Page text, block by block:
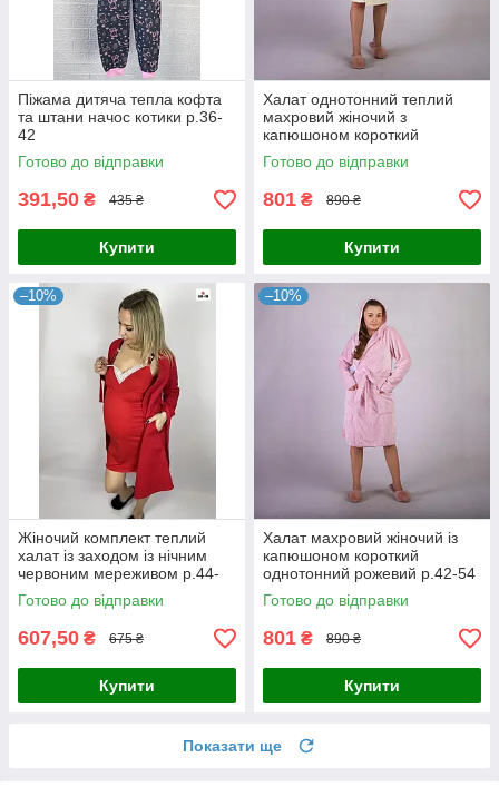
Піжама дитяча тепла кофта
та штани начос котики р.36-
42
Готово до відправки
391,50 ₴ 435 ₴
Купити
Халат однотонний теплий
махровий жіночий з
капюшоном короткий
молочний р.42-54
Готово до відправки
801 ₴ 890 ₴
Купити
–10%
Жіночий комплект теплий
халат із заходом із нічним
червоним мереживом р.44-
58
Готово до відправки
607,50 ₴ 675 ₴
Купити
–10%
Халат махровий жіночий із
капюшоном короткий
однотонний рожевий р.42-54
Готово до відправки
801 ₴ 890 ₴
Купити
Показати ще